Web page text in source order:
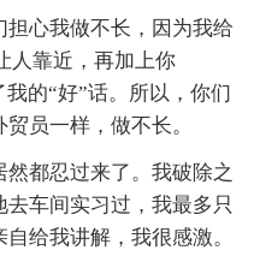
心我做不长，因为我给
人靠近，再加上你
的“好”话。所以，你们
员一样，做不长。
都忍过来了。我破除之
车间实习过，我最多只
给我讲解，我很感激。